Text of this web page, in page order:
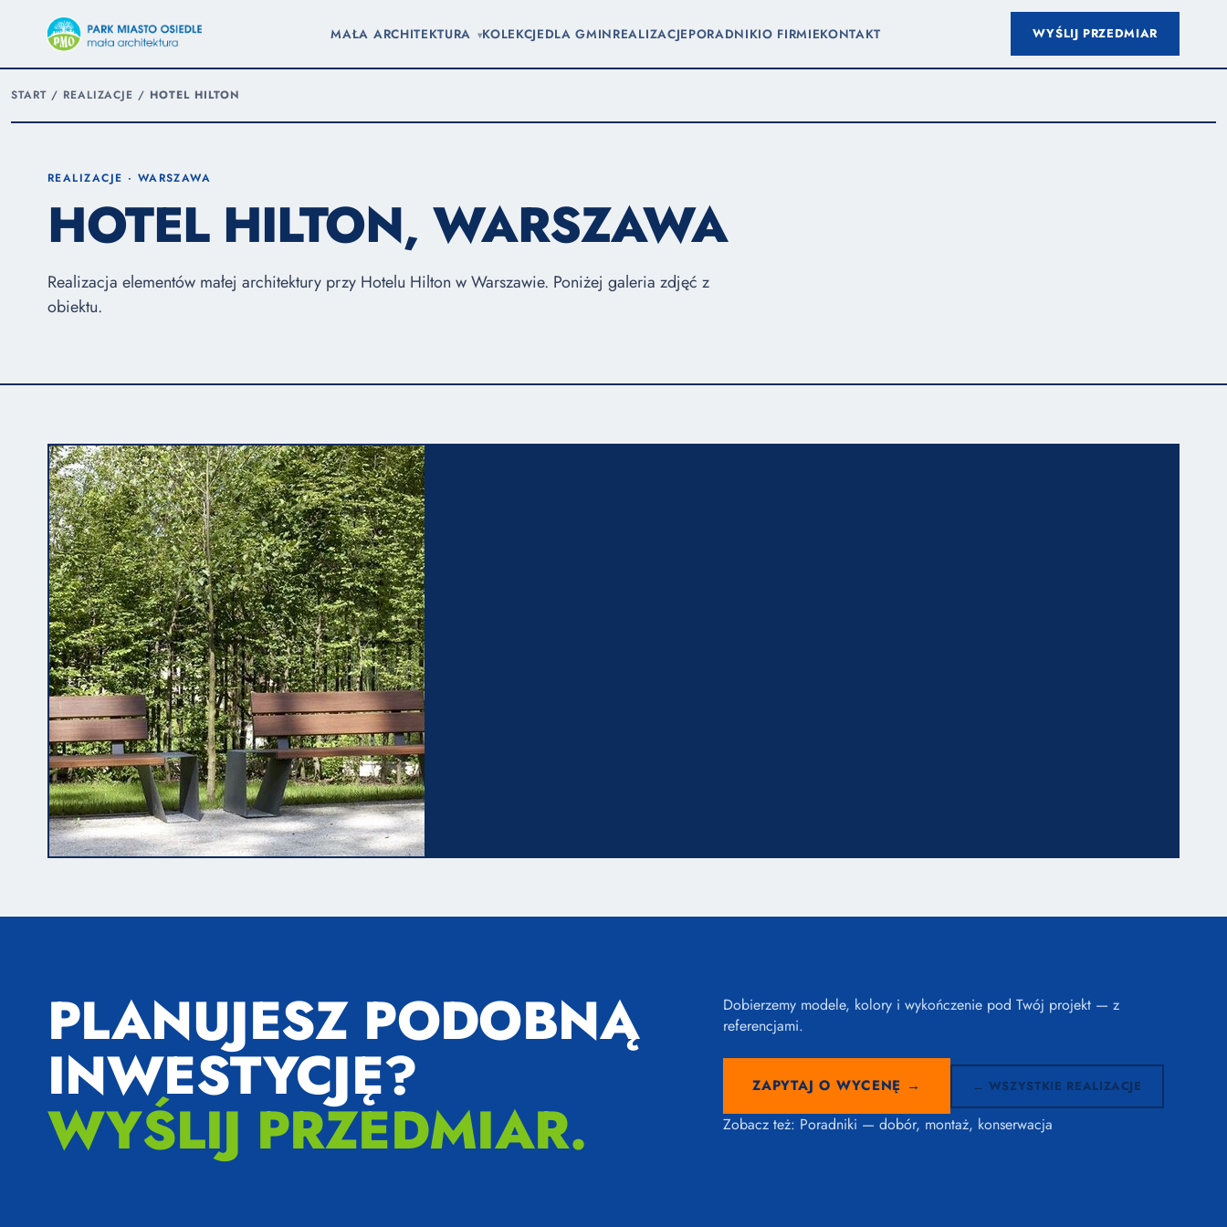
MAŁA ARCHITEKTURA ▾KOLEKCJEDLA GMINREALIZACJEPORADNIKIO FIRMIEKONTAKT WYŚLIJ PRZEDMIAR
START/ REALIZACJE / HOTEL HILTON
REALIZACJE · WARSZAWA
HOTEL HILTON, WARSZAWA
Realizacja elementów małej architektury przy Hotelu Hilton w Warszawie. Poniżej galeria zdjęć z
obiektu.
PLANUJESZ PODOBNĄ
INWESTYCJĘ?
WYŚLIJ PRZEDMIAR.
Dobierzemy modele, kolory i wykończenie pod Twój projekt — z
referencjami.
ZAPYTAJ O WYCENĘ → ← WSZYSTKIE REALIZACJE
Zobacz też: Poradniki — dobór, montaż, konserwacja